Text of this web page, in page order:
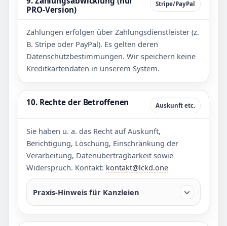
PRO-Version)
Stripe/PayPal
Zahlungen erfolgen über Zahlungsdienstleister (z.
B. Stripe oder PayPal). Es gelten deren
Datenschutzbestimmungen. Wir speichern keine
Kreditkartendaten in unserem System.
10. Rechte der Betroffenen Auskunft etc.
Sie haben u. a. das Recht auf Auskunft,
Berichtigung, Löschung, Einschränkung der
Verarbeitung, Datenübertragbarkeit sowie
Widerspruch. Kontakt: kontakt@lckd.one
Praxis-Hinweis für Kanzleien